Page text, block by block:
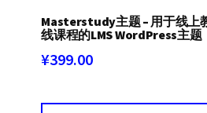
Masterstudy主题 – 用于线上
线课程的LMS WordPress主题
¥399.00